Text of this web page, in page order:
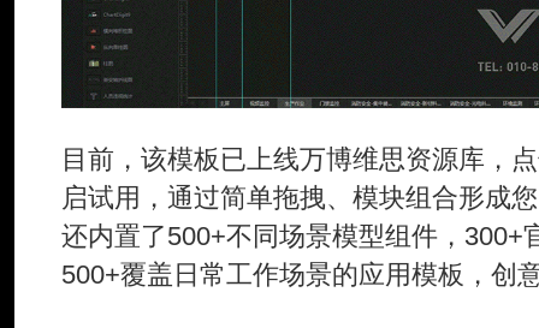
目前，该模板已上线万博维思资源库，
启试用，通过简单拖拽、模块组合形成
还内置了500+不同场景模型组件，300+
500+覆盖日常工作场景的应用模板，创